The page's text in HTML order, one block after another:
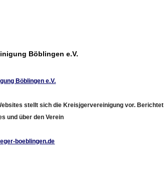
Böblingen e.V.
Böblingen e.V.
stellt sich die Kreisjgervereinigung vor. Berichtet
und über den Verein
boeblingen.de